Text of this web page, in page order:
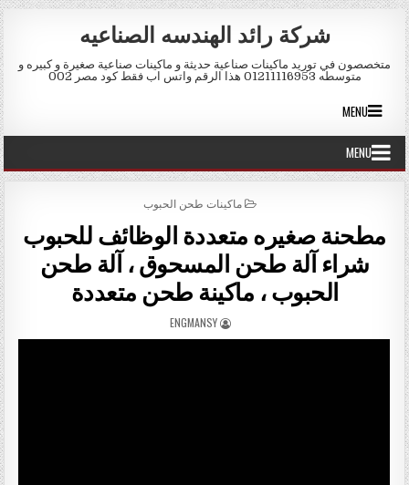
Skip to content
شركة رائد الهندسه الصناعيه
متخصصون في توريد ماكينات صناعية حديثة و ماكينات صناعية صغيرة و كبيره و
متوسطه 01211116953 هذا الرقم واتس اب فقط كود مصر 002
MENU
MENU
POSTED IN
ماكينات طحن الحبوب
مطحنة صغيره متعددة الوظائف للحبوب
شراء آلة طحن المسحوق ، آلة طحن
الحبوب ، ماكينة طحن متعددة
AUTHOR:
ENGMANSY